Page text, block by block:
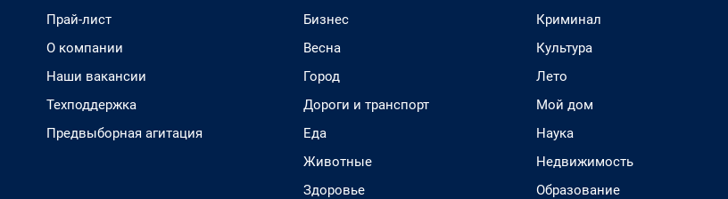
Прай-лист
О компании
Наши вакансии
Техподдержка
Предвыборная агитация
Бизнес
Весна
Город
Дороги и транспорт
Еда
Животные
Здоровье
Криминал
Культура
Лето
Мой дом
Наука
Недвижимость
Образование